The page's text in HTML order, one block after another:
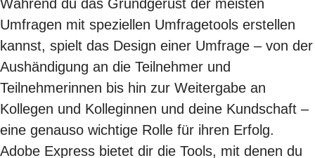
Während du das Grundgerüst der meisten
Umfragen mit speziellen Umfragetools erstellen
kannst, spielt das Design einer Umfrage – von der
Aushändigung an die Teilnehmer und
Teilnehmerinnen bis hin zur Weitergabe an
Kollegen und Kolleginnen und deine Kundschaft –
eine genauso wichtige Rolle für ihren Erfolg.
Adobe Express bietet dir die Tools, mit denen du